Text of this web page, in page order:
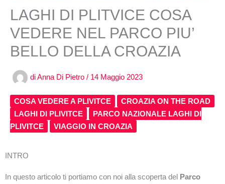
LAGHI DI PLITVICE COSA
VEDERE NEL PARCO PIU’
BELLO DELLA CROAZIA
diAnna Di Pietro / 14 Maggio 2023
COSA VEDERE A PLIVITCE
CROAZIA ON THE ROAD
LAGHI DI PLIVITCE
PARCO NAZIONALE LAGHI DI
PLIVITCE
VIAGGIO IN CROAZIA
INTRO
In questo articolo ti portiamo con noi alla scoperta del Parco